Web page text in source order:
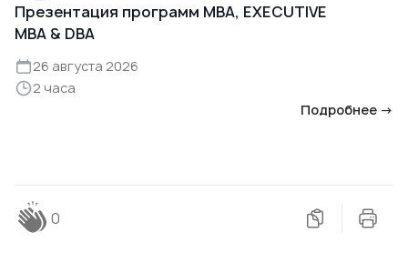
Презентация программ MBA, EXECUTIVE
MBA & DBA
26 августа 2026
2 часа
Подробнее →
0